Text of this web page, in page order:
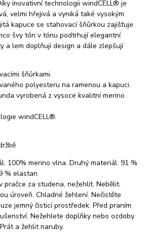
inovativní technologii windCELL® je
velmi hřejivá a vyniká také vysokým
kapuce se stahovací šňůrkou zajišťuje
švy tón v tónu podtrhují elegantní
a lem doplňují design a dále zlepšují
šňůrkami.
polyesteru na ramenou a kapuci.
vyrobená z vysoce kvalitní merino
windCELL®.
100% merino vlna. Druhý materiál: 91 %
% elastan
pračce za studena, nežehlit. Nebělit.
úroveň. Chladné žehlení. Nečistěte
jemný čisticí prostředek. Před praním
Nežehlete doplňky nebo ozdoby.
a žehlit naruby.